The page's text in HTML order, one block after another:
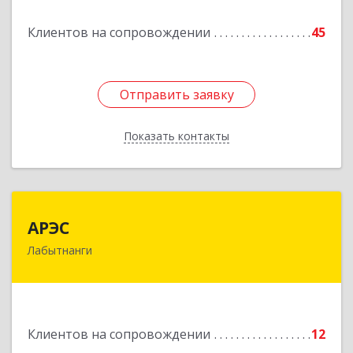
Клиентов на сопровождении 45
Отправить заявку
Показать контакты
Отправить заявку
Назад
АРЭС
Лабытнанги
Клиентов на сопровождении 12
629400, Ямало-Ненецкий АО, Лабытнанги г,